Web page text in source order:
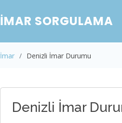
İMAR SORGULAMA
İmar Denizli İmar Durumu
Denizli İmar